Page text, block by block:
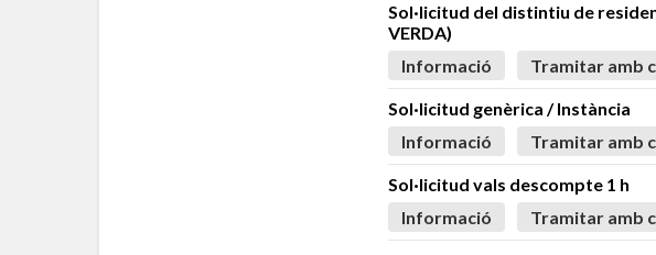
Sol·licitud del distintiu de
VERDA)
Informació
Tramitar amb
Sol·licitud genèrica / Instància
Informació
Tramitar amb
Sol·licitud vals descompte 1 h
Informació
Tramitar amb